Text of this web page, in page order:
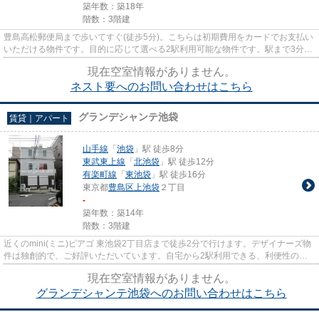
築年数：築18年
階数：3階建
豊島高松郵便局まで歩いてすぐ(徒歩5分)。こちらは初期費用をカードでお支払い
いただける物件です。目的に応じて選べる2駅利用可能な物件です。駅まで3分
現在空室情報がありません。
ネスト要へのお問い合わせはこちら
賃貸｜アパート グランデシャンテ池袋
山手線 「 池袋 」駅 徒歩8分
東武東上線 「 北池袋 」駅 徒歩12分
有楽町線 「 東池袋 」駅 徒歩16分
東京都豊島区上池袋 ２丁目
-
築年数：築14年
階数：3階建
近くのmini(ミニ)ピアゴ 東池袋2丁目店まで徒歩2分で行けます。デザイナーズ物
件は独創的で、ご好評いただいています。自宅から2駅利用できる、利便性の高
現在空室情報がありません。
グランデシャンテ池袋へのお問い合わせはこちら